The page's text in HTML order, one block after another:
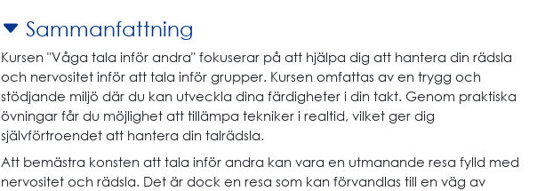
Sammanfattning
Kursen "Våga tala inför andra" fokuserar på att hjälpa dig att hantera din rädsla
och nervositet inför att tala inför grupper. Kursen omfattas av en trygg och
stödjande miljö där du kan utveckla dina färdigheter i din takt. Genom praktiska
övningar får du möjlighet att tillämpa tekniker i realtid, vilket ger dig
självförtroendet att hantera din talrädsla.
Att bemästra konsten att tala inför andra kan vara en utmanande resa fylld med
nervositet och rädsla. Det är dock en resa som kan förvandlas till en väg av